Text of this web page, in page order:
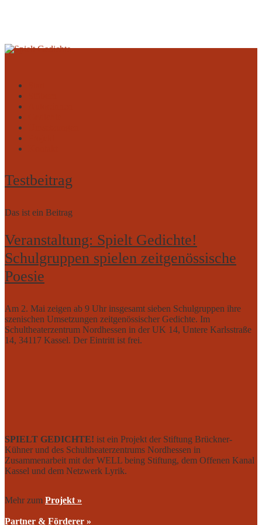
Testbeitrag
Das ist ein Beitrag
Veranstaltung: Spielt Gedichte!
Schulgruppen spielen zeitgenössische
Poesie
Am 2. Mai zeigen ab 9 Uhr insgesamt sieben Schulgruppen ihre
szenischen Umsetzungen zeitgenössischer Gedichte. Im
Schultheaterzentrum Nordhessen in der UK 14, Untere Karlsstraße
14, 34117 Kassel. Der Eintritt ist frei.
SPIELT GEDICHTE! ist ein Projekt der Stiftung Brückner-
Kühner und des Schultheaterzentrums Nordhessen in
Zusammenarbeit mit der WELL being Stiftung, dem Offenen Kanal
Kassel und dem Netzwerk Lyrik.
Mehr zum Projekt »
Partner & Förderer »